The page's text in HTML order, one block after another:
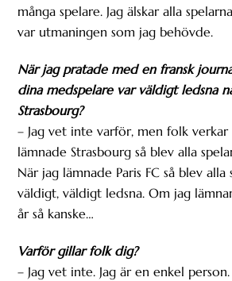
många spelare. Jag älskar alla
var utmaningen som jag behövde.
När jag pratade med en fransk
dina medspelare var väldigt ledsna
Strasbourg?
– Jag vet inte varför, men folk verkar
lämnade Strasbourg så blev alla
När jag lämnade Paris FC så blev
väldigt, väldigt ledsna. Om jag
år så kanske…
Varför gillar folk dig?
– Jag vet inte. Jag är en enkel